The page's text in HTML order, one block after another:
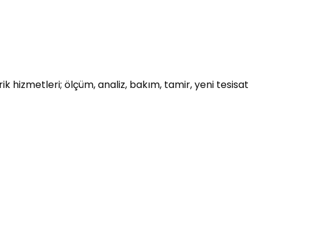
hizmetleri; ölçüm, analiz, bakım, tamir, yeni tesisat